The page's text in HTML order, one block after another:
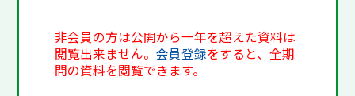
非会員の方は公開から一年を超えた資料は
閲覧出来ません。会員登録をすると、全期
間の資料を閲覧できます。